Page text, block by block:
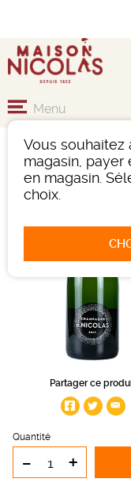
Vous souhaitez
magasin,
en magasin.
choix.
Menu
Partager ce
Quantité
- +